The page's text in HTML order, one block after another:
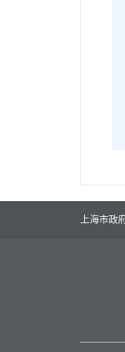
上海市政